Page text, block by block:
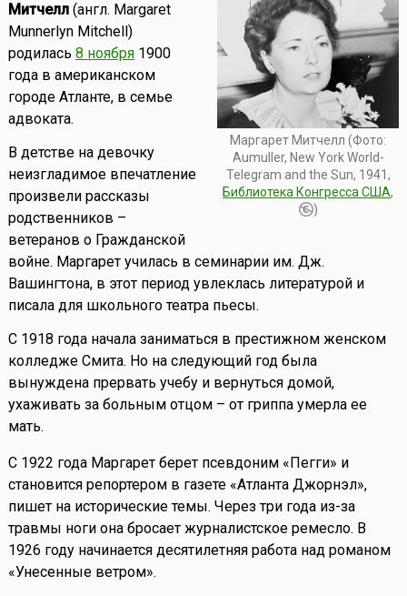
Маргарет Митчелл (Фото:
Aumuller, New York World-
Telegram and the Sun, 1941,
Библиотека Конгресса США,
)
Митчелл(англ. Margaret
Munnerlyn Mitchell)
родилась 8 ноября1900
года в американском
городе Атланте, в семье
адвоката.
В детстве на девочку
неизгладимое впечатление
произвели рассказы
родственников –
ветеранов о Гражданской
войне. Маргарет училась в семинарии им. Дж.
Вашингтона, в этот период увлеклась литературой и
писала для школьного театра пьесы.
С 1918 года начала заниматься в престижном женском
колледже Смита. Но на следующий год была
вынуждена прервать учебу и вернуться домой,
ухаживать за больным отцом – от гриппа умерла ее
мать.
С 1922 года Маргарет берет псевдоним «Пегги» и
становится репортером в газете «Атланта Джорнэл»,
пишет на исторические темы. Через три года из-за
травмы ноги она бросает журналистское ремесло. В
1926 году начинается десятилетняя работа над романом
«Унесенные ветром».